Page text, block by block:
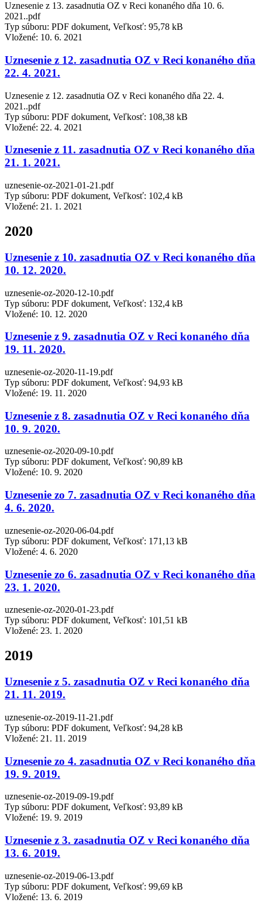
Uznesenie z 13. zasadnutia OZ v Reci konaného dňa 10. 6.
2021..pdf
Typ súboru: PDF dokument, Veľkosť: 95,78 kB
Vložené: 10. 6. 2021
Uznesenie z 12. zasadnutia OZ v Reci konaného dňa
22. 4. 2021.
Uznesenie z 12. zasadnutia OZ v Reci konaného dňa 22. 4.
2021..pdf
Typ súboru: PDF dokument, Veľkosť: 108,38 kB
Vložené: 22. 4. 2021
Uznesenie z 11. zasadnutia OZ v Reci konaného dňa
21. 1. 2021.
uznesenie-oz-2021-01-21.pdf
Typ súboru: PDF dokument, Veľkosť: 102,4 kB
Vložené: 21. 1. 2021
2020
Uznesenie z 10. zasadnutia OZ v Reci konaného dňa
10. 12. 2020.
uznesenie-oz-2020-12-10.pdf
Typ súboru: PDF dokument, Veľkosť: 132,4 kB
Vložené: 10. 12. 2020
Uznesenie z 9. zasadnutia OZ v Reci konaného dňa
19. 11. 2020.
uznesenie-oz-2020-11-19.pdf
Typ súboru: PDF dokument, Veľkosť: 94,93 kB
Vložené: 19. 11. 2020
Uznesenie z 8. zasadnutia OZ v Reci konaného dňa
10. 9. 2020.
uznesenie-oz-2020-09-10.pdf
Typ súboru: PDF dokument, Veľkosť: 90,89 kB
Vložené: 10. 9. 2020
Uznesenie zo 7. zasadnutia OZ v Reci konaného dňa
4. 6. 2020.
uznesenie-oz-2020-06-04.pdf
Typ súboru: PDF dokument, Veľkosť: 171,13 kB
Vložené: 4. 6. 2020
Uznesenie zo 6. zasadnutia OZ v Reci konaného dňa
23. 1. 2020.
uznesenie-oz-2020-01-23.pdf
Typ súboru: PDF dokument, Veľkosť: 101,51 kB
Vložené: 23. 1. 2020
2019
Uznesenie z 5. zasadnutia OZ v Reci konaného dňa
21. 11. 2019.
uznesenie-oz-2019-11-21.pdf
Typ súboru: PDF dokument, Veľkosť: 94,28 kB
Vložené: 21. 11. 2019
Uznesenie zo 4. zasadnutia OZ v Reci konaného dňa
19. 9. 2019.
uznesenie-oz-2019-09-19.pdf
Typ súboru: PDF dokument, Veľkosť: 93,89 kB
Vložené: 19. 9. 2019
Uznesenie z 3. zasadnutia OZ v Reci konaného dňa
13. 6. 2019.
uznesenie-oz-2019-06-13.pdf
Typ súboru: PDF dokument, Veľkosť: 99,69 kB
Vložené: 13. 6. 2019